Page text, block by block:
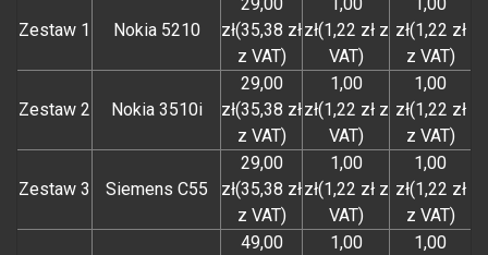
Zestaw 1 Nokia 5210
zł(35,38 zł
z VAT)
zł(1,22 zł z
VAT)
zł(1,22 zł
z VAT)
Zestaw 2 Nokia 3510i
29,00
zł(35,38 zł
z VAT)
1,00
zł(1,22 zł z
VAT)
1,00
zł(1,22 zł
z VAT)
Zestaw 3 Siemens C55
29,00
zł(35,38 zł
z VAT)
1,00
zł(1,22 zł z
VAT)
1,00
zł(1,22 zł
z VAT)
49,00
1,00
1,00